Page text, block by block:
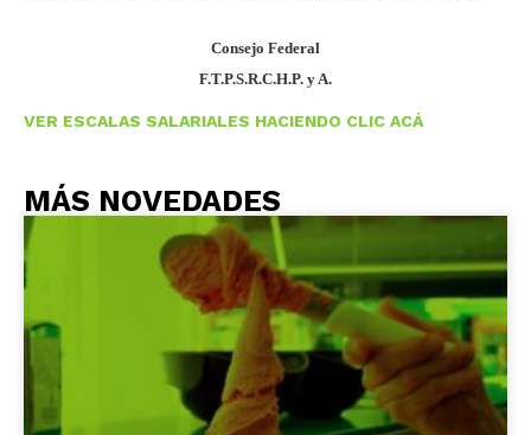
Consejo Federal
F.T.P.S.R.C.H.P. y A.
VER ESCALAS SALARIALES HACIENDO CLIC ACÁ
MÁS NOVEDADES